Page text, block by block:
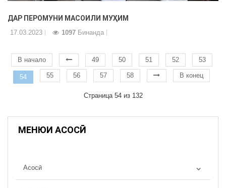
ДАР ПЕРОМУНИ МАСОИЛИ МУҲИМ
17.03.2023 1097 Бинанда
В начало 49 50 51 52 53
54 55 56 57 58 В конец
Страница 54 из 132
МЕНЮИ АСОСӢ
Асосӣ